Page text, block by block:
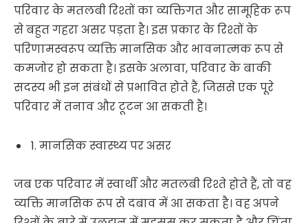
परिवार के मतलबी रिश्तों का व्यक्तिगत और सामूहिक रूप
से बहुत गहरा असर पड़ता है। इस प्रकार के रिश्तों के
परिणामस्वरूप व्यक्ति मानसिक और भावनात्मक रूप से
कमजोर हो सकता है। इसके अलावा, परिवार के बाकी
सदस्य भी इन संबंधों से प्रभावित होते हैं, जिससे एक पूरे
परिवार में तनाव और टूटन आ सकती है।
1. मानसिक स्वास्थ्य पर असर
जब एक परिवार में स्वार्थी और मतलबी रिश्ते होते हैं, तो वह
व्यक्ति मानसिक रूप से दबाव में आ सकता है। वह अपने